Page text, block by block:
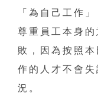
「為自己工作
尊重員工本身
敗，因為按照
作的人才不會
況。